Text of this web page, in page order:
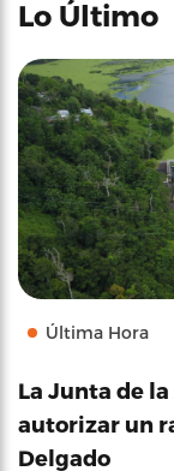
Lo Último
Última Hora
La Junta de
autorizar un
Delgado